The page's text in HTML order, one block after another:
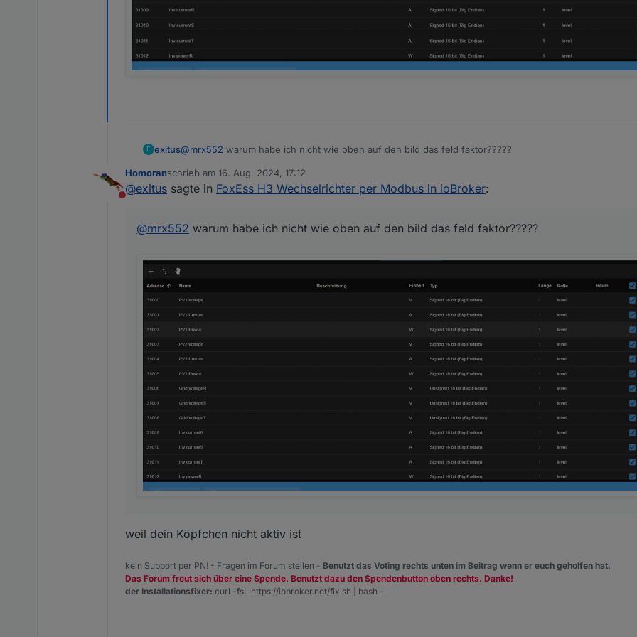
E exitus@mrx552 warum habe ich nicht wie oben auf den bild das feld faktor?????
Nicht stören
Homoranschrieb am 16. Aug. 2024, 17:12
zuletzt editiert von
@exitus sagte in FoxEss H3 Wechselrichter per Modbus in ioBroker:
@mrx552 warum habe ich nicht wie oben auf den bild das feld faktor?????
weil dein Köpfchen nicht aktiv ist
kein Support per PN! - Fragen im Forum stellen - Benutzt das Voting rechts unten im Beitrag wenn er euch geholfen hat.
Das Forum freut sich über eine Spende. Benutzt dazu den Spendenbutton oben rechts. Danke!
der Installationsfixer: curl -fsL https://iobroker.net/fix.sh | bash -